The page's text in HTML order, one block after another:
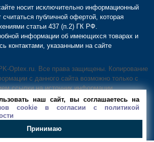
носит исключительно информационный
публичной офертой, которая
статьи 437 (п.2) ГК РФ.
информации об имеющихся товарах и
контактами, указанными на сайте
Optex.ru. Все права защищены. Копирование
с данного сайта возможно только с
ссылки на источник информации.
вы можетекупить стеллаж, металлический
другие системы хранения для дома и
наш сайт, вы соглашаетесь на
cookie в согласии с политикой
Принимаю